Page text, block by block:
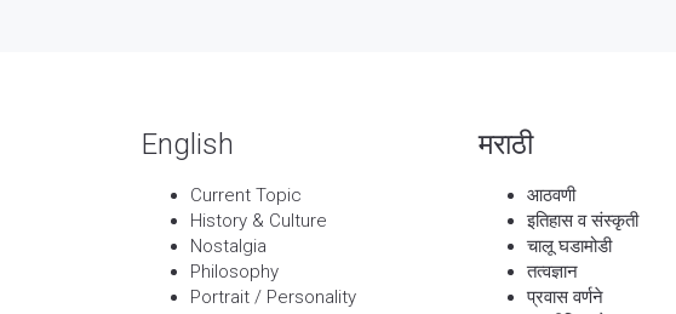
English
Current Topic
History & Culture
Nostalgia
Philosophy
Portrait / Personality
मराठी
आठवणी
इतिहास व संस्कृती
चालू घडामोडी
तत्वज्ञान
प्रवास वर्णने